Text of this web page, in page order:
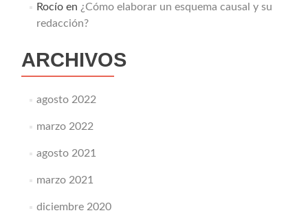
Rocíoen ¿Cómo elaborar un esquema causal y su
redacción?
ARCHIVOS
agosto 2022
marzo 2022
agosto 2021
marzo 2021
diciembre 2020